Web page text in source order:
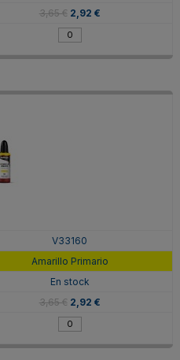
3,65 € 2,92 €
V33160
Amarillo Primario
En stock
3,65 € 2,92 €